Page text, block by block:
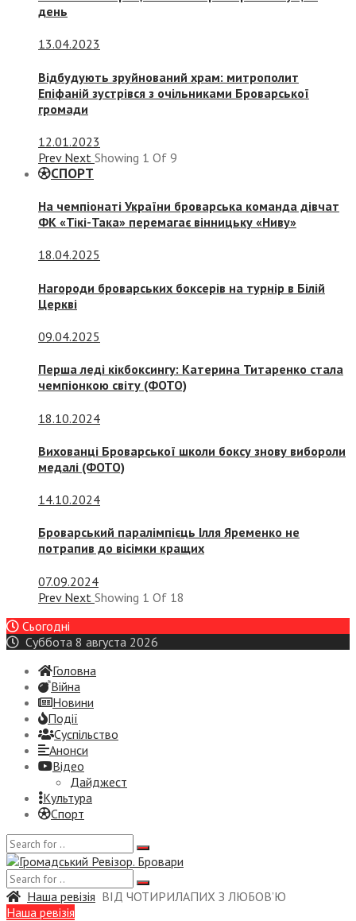
день
13.04.2023
Відбудують зруйнований храм: митрополит
Епіфаній зустрівся з очільниками Броварської
громади
12.01.2023
Prev Next Showing 1 Of 9
СПОРТ
На чемпіонаті України броварська команда дівчат
ФК «Тікі-Така» перемагає вінницьку «Ниву»
18.04.2025
Нагороди броварських боксерів на турнір в Білій
Церкві
09.04.2025
Перша леді кікбоксингу: Катерина Титаренко стала
чемпіонкою світу (ФОТО)
18.10.2024
Вихованці Броварської школи боксу знову вибороли
медалі (ФОТО)
14.10.2024
Броварський паралімпієць Ілля Яременко не
потрапив до вісімки кращих
07.09.2024
Prev Next Showing 1 Of 18
Сьогодні
Суббота 8 августа 2026
Головна
Війна
Новини
Події
Суспiльство
Анонси
Відео
Дайджест
Культура
Спорт
Наша ревізія ВІД ЧОТИРИЛАПИХ З ЛЮБОВ’Ю
Наша ревізія